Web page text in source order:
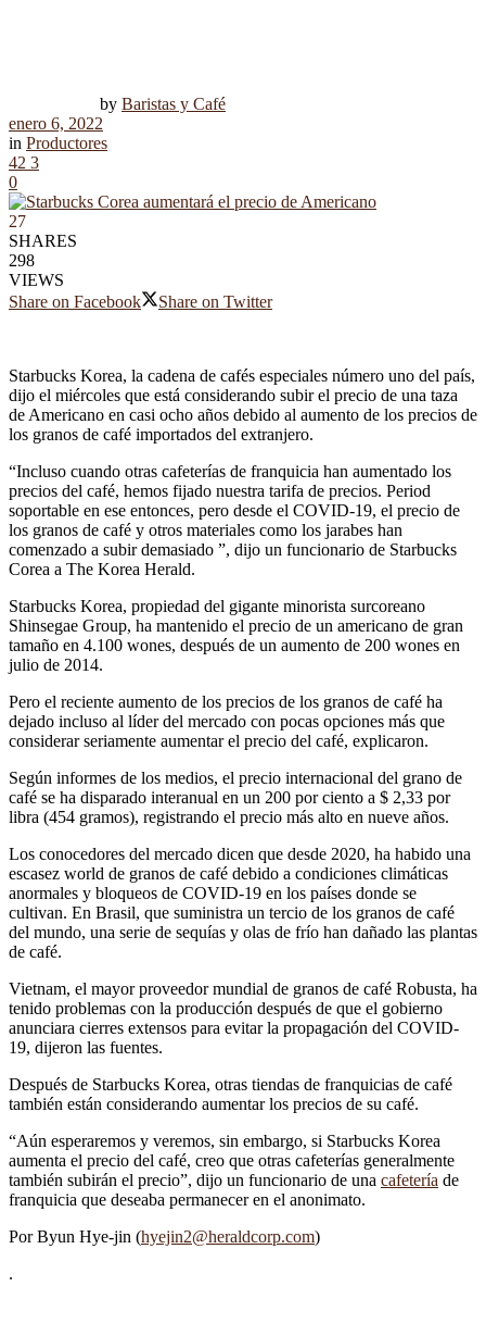
by Baristas y Café
enero 6, 2022
in Productores
42 3
0
27
SHARES
298
VIEWS
Share on Facebook
Share on Twitter
Starbucks Korea, la cadena de cafés especiales número uno del país,
dijo el miércoles que está considerando subir el precio de una taza
de Americano en casi ocho años debido al aumento de los precios de
los granos de café importados del extranjero.
“Incluso cuando otras cafeterías de franquicia han aumentado los
precios del café, hemos fijado nuestra tarifa de precios. Period
soportable en ese entonces, pero desde el COVID-19, el precio de
los granos de café y otros materiales como los jarabes han
comenzado a subir demasiado ”, dijo un funcionario de Starbucks
Corea a The Korea Herald.
Starbucks Korea, propiedad del gigante minorista surcoreano
Shinsegae Group, ha mantenido el precio de un americano de gran
tamaño en 4.100 wones, después de un aumento de 200 wones en
julio de 2014.
Pero el reciente aumento de los precios de los granos de café ha
dejado incluso al líder del mercado con pocas opciones más que
considerar seriamente aumentar el precio del café, explicaron.
Según informes de los medios, el precio internacional del grano de
café se ha disparado interanual en un 200 por ciento a $ 2,33 por
libra (454 gramos), registrando el precio más alto en nueve años.
Los conocedores del mercado dicen que desde 2020, ha habido una
escasez world de granos de café debido a condiciones climáticas
anormales y bloqueos de COVID-19 en los países donde se
cultivan. En Brasil, que suministra un tercio de los granos de café
del mundo, una serie de sequías y olas de frío han dañado las plantas
de café.
Vietnam, el mayor proveedor mundial de granos de café Robusta, ha
tenido problemas con la producción después de que el gobierno
anunciara cierres extensos para evitar la propagación del COVID-
19, dijeron las fuentes.
Después de Starbucks Korea, otras tiendas de franquicias de café
también están considerando aumentar los precios de su café.
“Aún esperaremos y veremos, sin embargo, si Starbucks Korea
aumenta el precio del café, creo que otras cafeterías generalmente
también subirán el precio”, dijo un funcionario de una cafetería de
franquicia que deseaba permanecer en el anonimato.
Por Byun Hye-jin (hyejin2@heraldcorp.com)
.